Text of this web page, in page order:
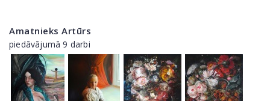
Amatnieks Artūrs
piedāvājumā 9 darbi